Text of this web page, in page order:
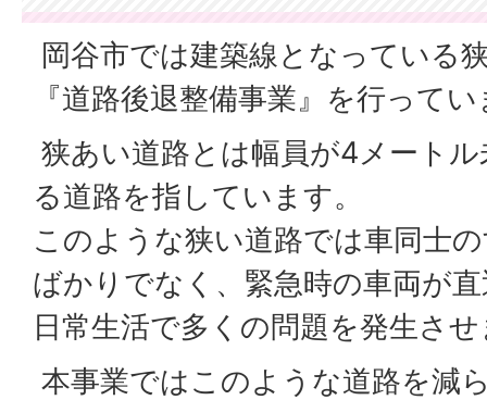
岡谷市では建築線となっている
『道路後退整備事業』を行って
狭あい道路とは幅員が4メート
る道路を指しています。
このような狭い道路では車同士
ばかりでなく、緊急時の車両が
日常生活で多くの問題を発生さ
本事業ではこのような道路を減